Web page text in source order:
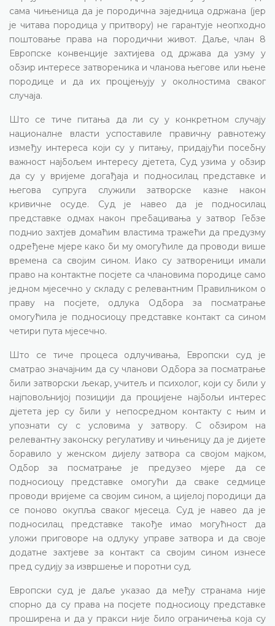
сама чињеница да је породична заједница одржана (јер
је читава породица у притвору) не гарантује неопходно
поштовање права на породични живот. Даље, члан 8
Европске конвенције захтијева од држава да узму у
обзир интересе затвореника и чланова његове или њене
породице и да их процјењују у околностима сваког
случаја.
Што се тиче питања да ли су у конкретном случају
националне власти успоставиле правичну равнотежу
између интереса који су у питању, придајући посебну
важност најбољем интересу дјетета, Суд узима у обзир
да су у вријеме догађаја и подносилац представке и
његова супруга служили затворске казне након
кривичне осуде. Суд је навео да је подносилац
представке одмах након пребацивања у затвор Гебзе
поднио захтјев домаћим властима тражећи да предузму
одређене мјере како би му омогућиле да проводи више
времена са својим сином. Иако су затвореници имали
право на контактне посјете са члановима породице само
једном мјесечно у складу с релевантним Правилником о
праву на посјете, одлука Одбора за посматрање
омогућила је подносиоцу представке контакт са сином
четири пута мјесечно.
Што се тиче процеса одлучивања, Европски суд је
сматрао значајним да су чланови Одбора за посматрање
били затворски љекар, учитељ и психолог, који су били у
најповољнијој позицији да процијене најбољи интерес
дјетета јер су били у непосредном контакту с њим и
упознати су с условима у затвору. С обзиром на
релевантну законску регулативу и чињеницу да је дијете
боравило у женском дијелу затвора са својом мајком,
Одбор за посматрање је предузео мјере да се
подносиоцу представке омогући да сваке седмице
проводи вријеме са својим сином, а цијелој породици да
се поново окупља сваког мјесеца. Суд је навео да је
подносилац представке такође имао могућност да
уложи приговоре на одлуку управе затвора и да своје
додатне захтјеве за контакт са својим сином изнесе
пред судију за извршење и поротни суд.
Европски суд је даље указао да међу странама није
спорно да су права на посјете подносиоцу представке
проширена и да у пракси није било ограничења која су